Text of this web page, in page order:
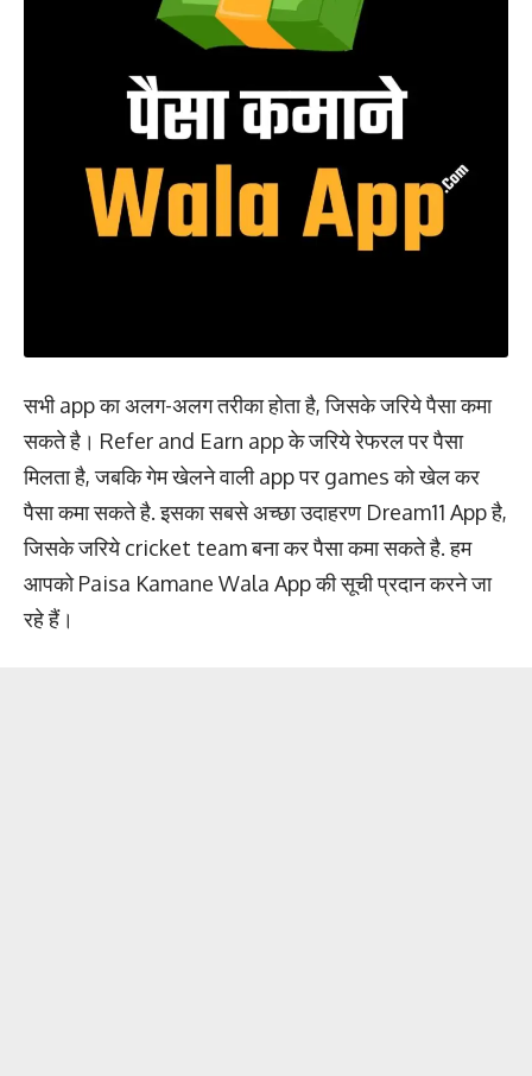
सभी app का अलग-अलग तरीका होता है, जिसके जरिये पैसा कमा
सकते है। Refer and Earn app के जरिये रेफरल पर पैसा
मिलता है, जबकि गेम खेलने वाली app पर games को खेल कर
पैसा कमा सकते है. इसका सबसे अच्छा उदाहरण Dream11 App है,
जिसके जरिये cricket team बना कर पैसा कमा सकते है. हम
आपको Paisa Kamane Wala App की सूची प्रदान करने जा
रहे हैं।